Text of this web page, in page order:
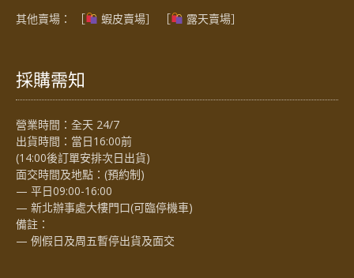
其他賣場： ［ 蝦皮賣場］ ［ 露天賣場］
採購需知
營業時間：全天 24/7
出貨時間：當日16:00前
(14:00後訂單安排次日出貨)
面交時間及地點：(預約制)
— 平日09:00-16:00
— 新北辦事處大樓門口(可臨停機車)
備註：
— 例假日及周五暫停出貨及面交